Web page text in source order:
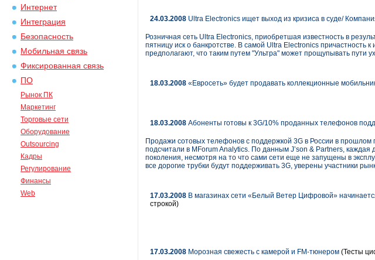
Интернет
Интеграция
Безопасность
Мобильная связь
Фиксированная связь
ПО
Рынок ПК
Маркетинг
Торговые сети
Оборудование
Outsourcing
Кадры
Регулирование
Финансы
Web
24.03.2008 Ultra Electronics ищет выход из кризиса в суде/
Розничная сеть Ultra Electronics, приобретшая известность в
пятницу иск о банкротстве. В самой Ultra Electronics причастность
предполагают, что таким путем "Ультра" может прощупывать пути
18.03.2008 «Евросеть» будет продавать коллекционные
18.03.2008 Абоненты готовы к 3G/10% проданных телефонов
Продажи сотовых телефонов с поддержкой 3G в России в
подсчитали в MForum Analytics. По данным J’son & Partners, каждая
поколения, несмотря на то что сами сети еще не запущены в
все дорогие трубки будут поддерживать 3G, уверены участники
17.03.2008 В магазинах сети «Белый Ветер Цифровой»
строкой)
17.03.2008 Морозная свежесть с камерой и FM-тюнером (Тесты